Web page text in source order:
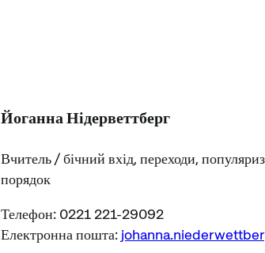
Йоганна Нідерветтберг
Вчитель / бічний вхід, переходи,
порядок
Телефон: 0221 221-29092
Електронна пошта: